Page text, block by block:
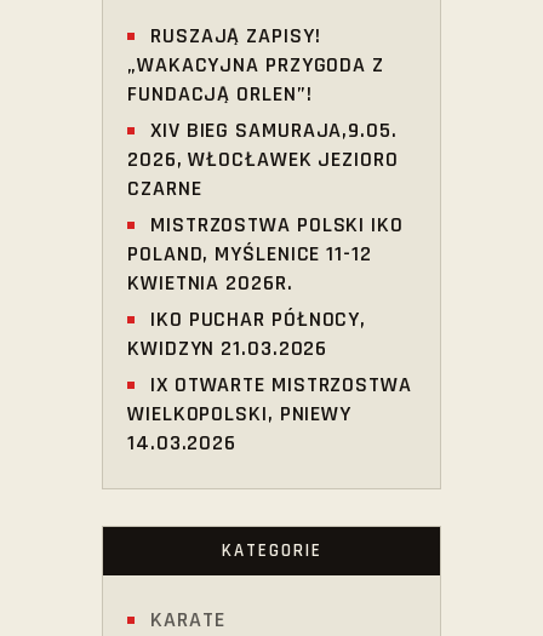
RUSZAJĄ ZAPISY!
„WAKACYJNA PRZYGODA Z
FUNDACJĄ ORLEN”!
XIV BIEG SAMURAJA,9.05.
2026, WŁOCŁAWEK JEZIORO
CZARNE
MISTRZOSTWA POLSKI IKO
POLAND, MYŚLENICE 11-12
KWIETNIA 2026R.
IKO PUCHAR PÓŁNOCY,
KWIDZYN 21.03.2026
IX OTWARTE MISTRZOSTWA
WIELKOPOLSKI, PNIEWY
14.03.2026
KATEGORIE
KARATE